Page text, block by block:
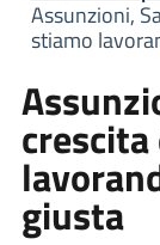
Assunzioni,
stiamo
giusta